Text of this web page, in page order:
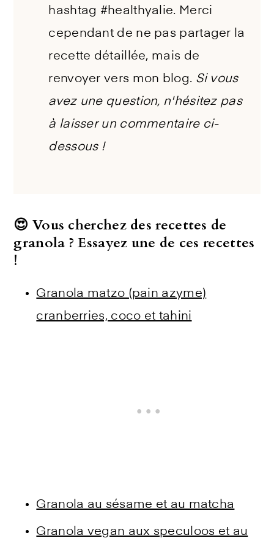
hashtag #healthyalie. Merci
cependant de ne pas partager la
recette détaillée, mais de
renvoyer vers mon blog. Si vous
avez une question, n'hésitez pas
à laisser un commentaire ci-
dessous !
😍 Vous cherchez des recettes de
granola ? Essayez une de ces recettes
!
Granola matzo (pain azyme)
cranberries, coco et tahini
Granola au sésame et au matcha
Granola vegan aux speculoos et au